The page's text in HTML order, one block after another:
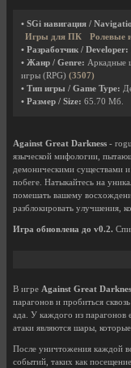
• SGi навигация /
Игры для ПК
Ролевые
• Разработчик / Developer:
• Жанр / Genre: Аркадные
игры (RPG) (3507)
• Тип игры / Game Type:
• Размер / Size: 65.70 Мб.
Against Great Darkness -
языческой мифологии,
демоническими существами
побеге. Натыкайтесь на
помешать вашему
разблокировать улучшения,
Игра обновлена до v0.2.
В игре Against Great
парагонов и пробиться
ада. У каждого из парагонов
атаки являются шары,
После уничтожения каждой
событий, таких как